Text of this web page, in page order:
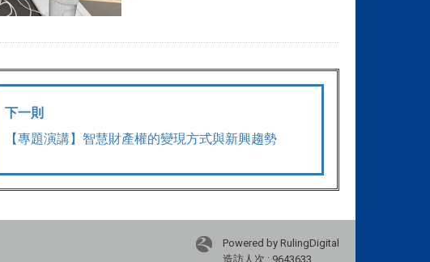
下一則
【專題演講】智慧財產權的變現方式與新興趨勢
Powered by RulingDigital
造訪人次 : 9643633